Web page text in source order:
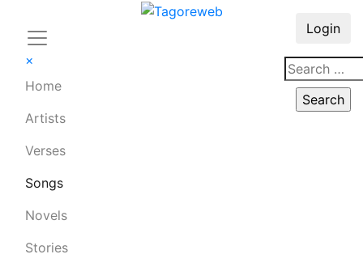
×
Home
Artists
Verses
Songs
Novels
Stories
Login